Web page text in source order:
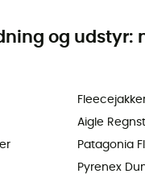
og udstyr:
Aigle
Patagonia
Pyrenex